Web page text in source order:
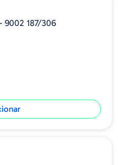
187/306